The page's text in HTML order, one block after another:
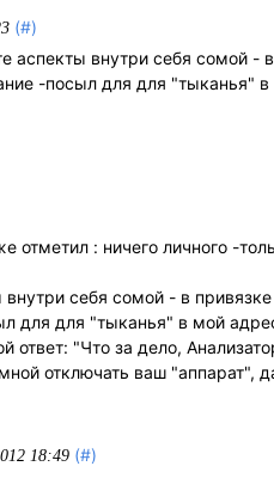
(#)
аспекты внутри себя сомой
-посыл для для "тыканья"
отметил : ничего личного -
себя сомой - в
для для "тыканья" в мой
ответ: "Что за дело,
отключать ваш "аппарат",
18:49 (#)